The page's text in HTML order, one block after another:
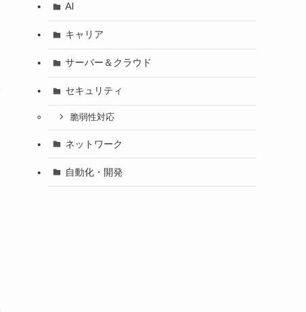
AI
キャリア
サーバー＆クラウド
セキュリティ
脆弱性対応
ネットワーク
自動化・開発